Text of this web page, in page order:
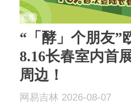
“「酵」个朋友”
8.16长春室内首
周边！
网易吉林 2026-08-07